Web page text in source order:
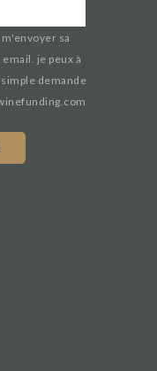
sa
je peux à
demande